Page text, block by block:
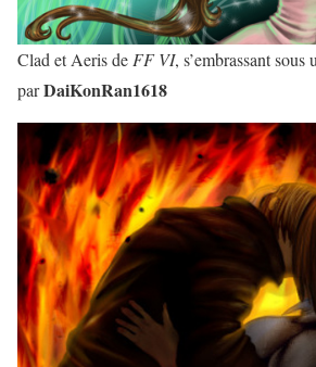
Clad et Aeris deFF VI, s’embrassant
parDaiKonRan1618